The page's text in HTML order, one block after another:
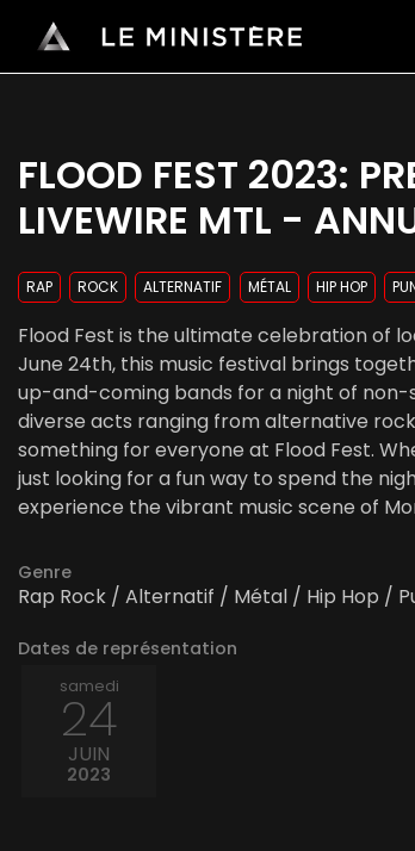
FLOOD FEST 2023:
LIVEWIRE MTL -
RAP ROCK ALTERNATIF MÉTAL HIP HOP
Flood Fest is the ultimate celebration of
June 24th, this music festival brings
up-and-coming bands for a night of non-
diverse acts ranging from alternative
something for everyone at Flood Fest.
just looking for a fun way to spend the
experience the vibrant music scene of
Genre
Rap Rock / Alternatif / Métal / Hip Hop /
Dates de représentation
samedi
24
JUIN
2023